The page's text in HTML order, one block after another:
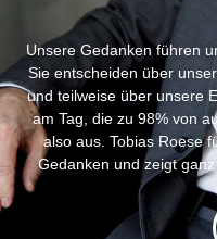
Unsere Gedanken führen
Sie entscheiden über
und teilweise über unsere
am Tag, die zu 98% von
also aus. Tobias Roese
Gedanken und zeigt